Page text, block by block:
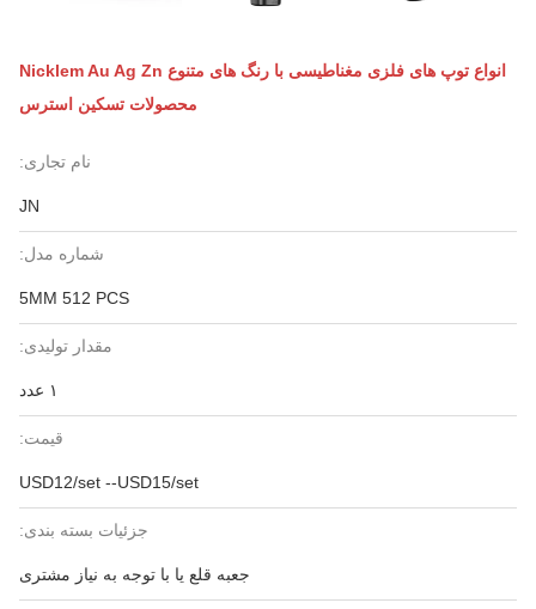
انواع توپ های فلزی مغناطیسی با رنگ های متنوع Nicklem Au Ag Zn
محصولات تسکین استرس
نام تجاری:
JN
شماره مدل:
5MM 512 PCS
مقدار تولیدی:
۱ عدد
قیمت:
USD12/set --USD15/set
جزئیات بسته بندی:
جعبه قلع یا با توجه به نیاز مشتری